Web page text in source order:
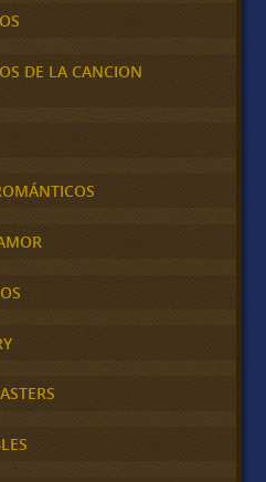
DE LA CANCION